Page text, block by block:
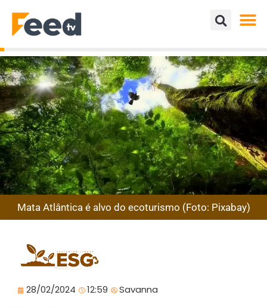
Mata Atlântica é alvo do ecoturismo (Foto: Pixabay)
28/02/2024 12:59 Savanna